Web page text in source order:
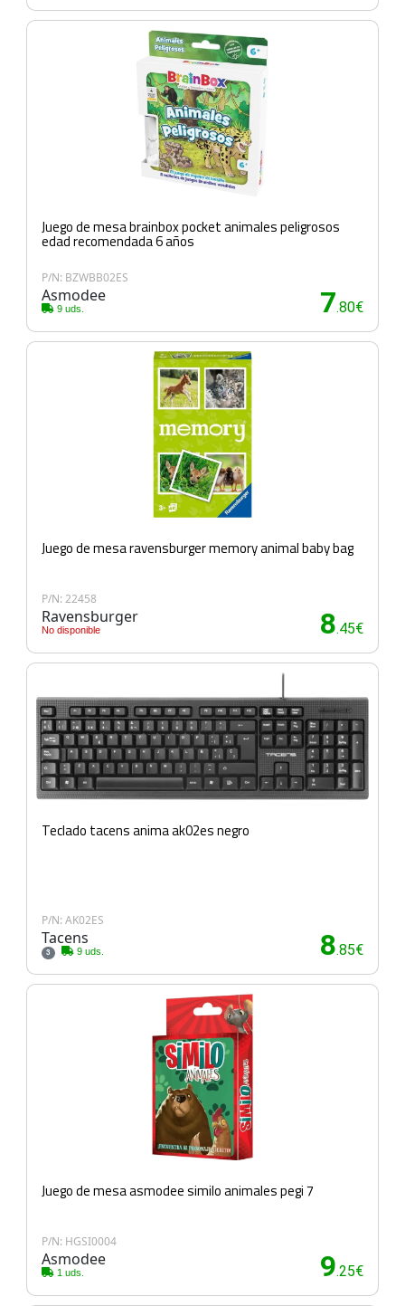
Juego de mesa brainbox pocket animales peligrosos
edad recomendada 6 años
P/N: BZWBB02ES
Asmodee
9 uds. 7.80€
Juego de mesa ravensburger memory animal baby bag
P/N: 22458
Ravensburger
No disponible 8.45€
Teclado tacens anima ak02es negro
P/N: AK02ES
Tacens
3 9 uds. 8.85€
Juego de mesa asmodee similo animales pegi 7
P/N: HGSI0004
Asmodee
1 uds. 9.25€